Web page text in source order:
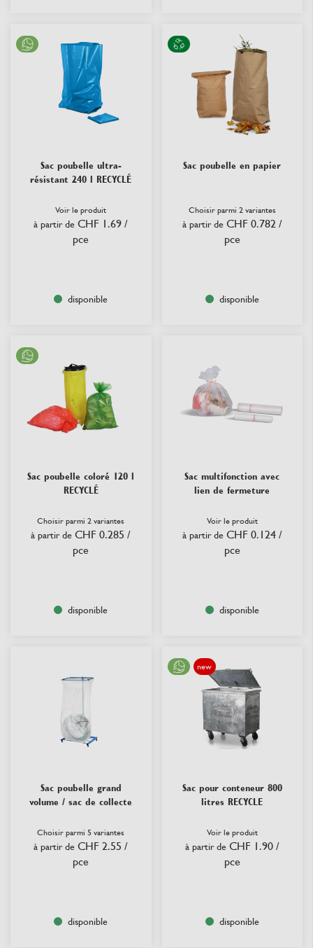
Sac poubelle ultra-
résistant 240 l RECYCLÉ
Voir le produit
à partir de CHF 1.69 /
pce
disponible
Sac poubelle en papier
Choisir parmi 2 variantes
à partir de CHF 0.782 /
pce
disponible
Sac poubelle coloré 120 l
RECYCLÉ
Choisir parmi 2 variantes
à partir de CHF 0.285 /
pce
disponible
Sac multifonction avec
lien de fermeture
Voir le produit
à partir de CHF 0.124 /
pce
disponible
Sac poubelle grand
volume / sac de collecte
Choisir parmi 5 variantes
à partir de CHF 2.55 /
pce
disponible
new
Sac pour conteneur 800
litres RECYCLE
Voir le produit
à partir de CHF 1.90 /
pce
disponible